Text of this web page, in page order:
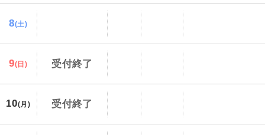
8(土)
9(日) 受付終了
10(月) 受付終了